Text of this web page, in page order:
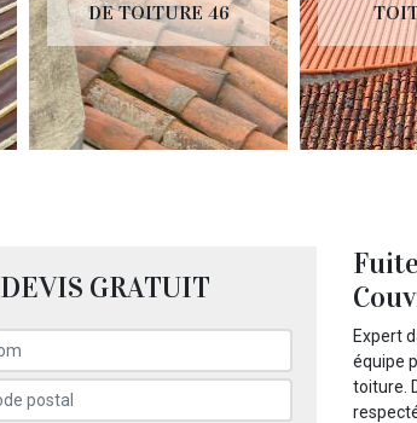
DE TOITURE 46
DEVIS GRATUIT
Expert
équipe
toiture.